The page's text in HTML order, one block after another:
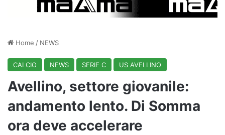
Home / NEWS
CALCIO NEWS SERIE C US AVELLINO
Avellino, settore giovanile:
andamento lento. Di Somma
ora deve accelerare